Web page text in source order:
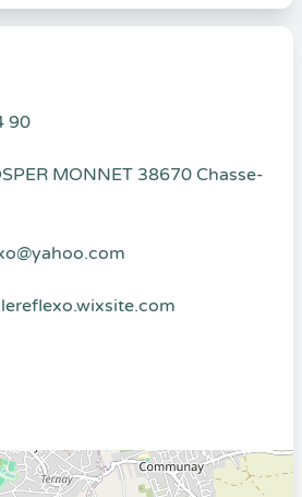
90
MONNET 38670 Chasse-